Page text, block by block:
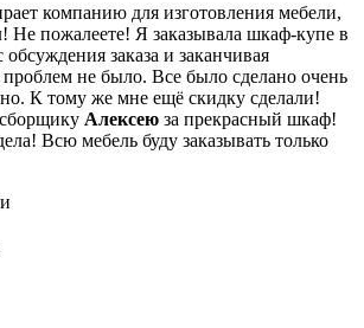
компанию для изготовления мебели,
Не пожалеете! Я заказывала шкаф-купе в
заказа и заканчивая
не было. Все было сделано очень
К тому же мне ещё скидку сделали!
Алексею за прекрасный шкаф!
Всю мебель буду заказывать только